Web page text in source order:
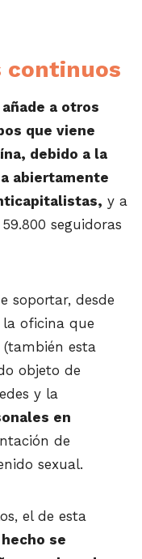
continuos
a otros
que viene
debido a la
abiertamente
y a
seguidoras
soportar, desde
oficina que
esta
objeto de
y la
en
de
sexual.
el de esta
se